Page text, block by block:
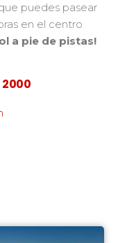
puedes pasear
en el centro
a pie de pistas!